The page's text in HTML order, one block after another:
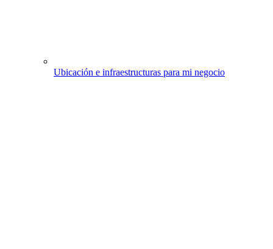
Ubicación e infraestructuras para mi negocio